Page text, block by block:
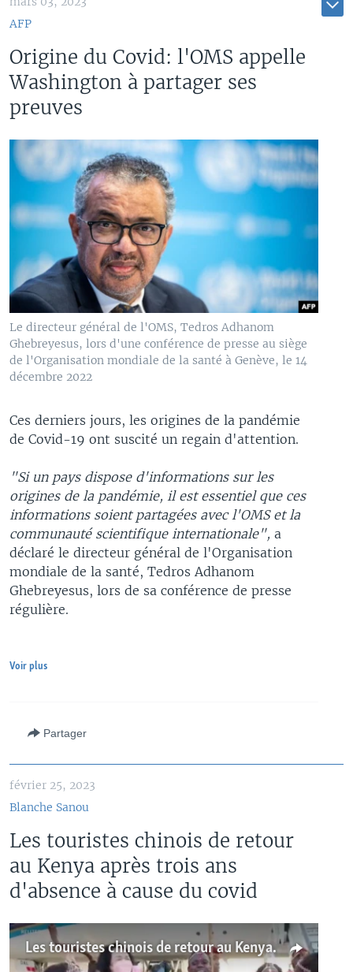
AFP
Origine du Covid: l'OMS appelle
Washington à partager ses
preuves
Le directeur général de l'OMS, Tedros Adhanom
Ghebreyesus, lors d'une conférence de presse au siège
de l'Organisation mondiale de la santé à Genève, le 14
décembre 2022
Ces derniers jours, les origines de la pandémie
de Covid-19 ont suscité un regain d'attention.
"Si un pays dispose d'informations sur les
origines de la pandémie, il est essentiel que ces
informations soient partagées avec l'OMS et la
communauté scientifique internationale", a
déclaré le directeur général de l'Organisation
mondiale de la santé, Tedros Adhanom
Ghebreyesus, lors de sa conférence de presse
régulière.
Voir plus
Partager
février 25, 2023
Blanche Sanou
Les touristes chinois de retour
au Kenya après trois ans
d'absence à cause du covid
Les touristes chinois de retour au Kenya après trois ans d'absence à cause du covid